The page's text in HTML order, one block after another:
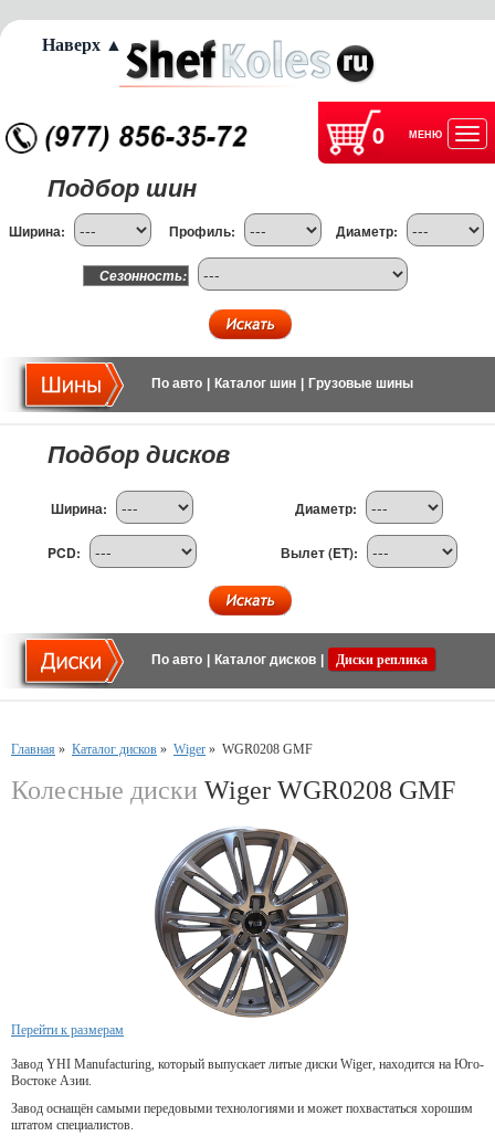
0 МЕНЮ
Подбор шин
Ширина: Профиль: Диаметр:
Сезонность:
По авто Каталог шин Грузовые шины
Подбор дисков
Ширина: Диаметр:
PCD: Вылет (ET):
По авто Каталог дисков Диски реплика
Главная » Каталог дисков » Wiger » WGR0208 GMF
Колесные диски Wiger WGR0208 GMF
Перейти к размерам
Завод YHI Manufacturing, который выпускает литые диски Wiger, находится на Юго-
Востоке Азии.
Завод оснащён самыми передовыми технологиями и может похвастаться хорошим
штатом специалистов.
Наверх ▲